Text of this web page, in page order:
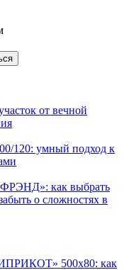
от вечной
120: умный подход к
как выбрать
о сложностях в
500x80: как